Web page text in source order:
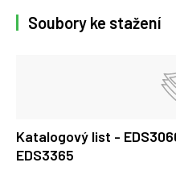
Soubory ke stažení
Katalogový list -
EDS3365